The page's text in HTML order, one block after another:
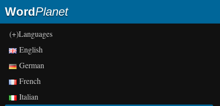
WordPlanet
(+)Languages
English
German
French
Italian